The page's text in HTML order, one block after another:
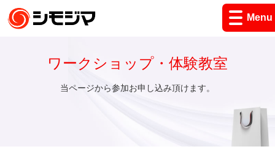
Menu
ワークショップ・体験教室
当ページから参加お申し込み頂けます。